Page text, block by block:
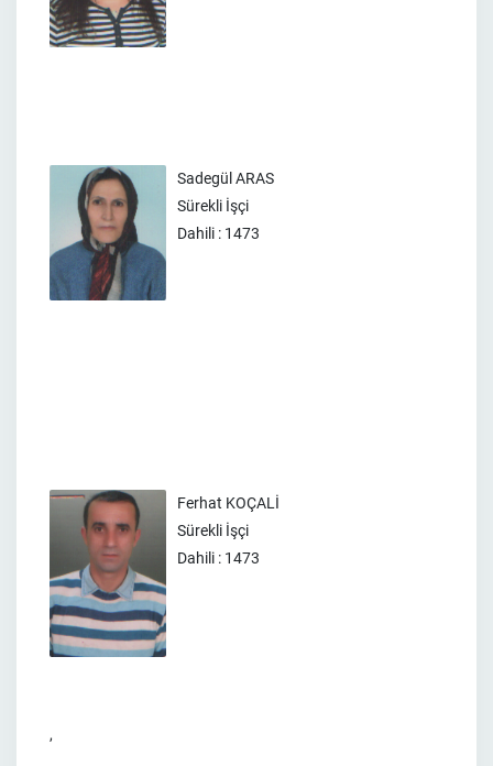
Sadegül ARAS
Sürekli İşçi
Dahili : 1473
Ferhat KOÇALİ
Sürekli İşçi
Dahili : 1473
,